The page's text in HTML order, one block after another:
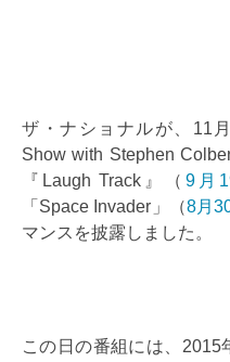
ザ・ナショナルが、11
Show with Stephen
『Laugh Track』（ 9月
「Space Invader」（8月
マンスを披露しました。
この日の番組には、2015